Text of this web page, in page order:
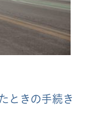
ときの手続き